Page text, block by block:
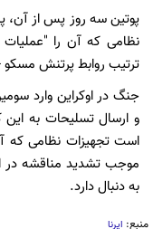
نظامی که آن را "عملیات
ترتیب روابط پرتنش
جنگ در اوکراین وارد
و ارسال تسلیحات به
است تجهیزات نظامی که
موجب تشدید مناقشه در
به دنبال دارد.
منبع: ایرنا